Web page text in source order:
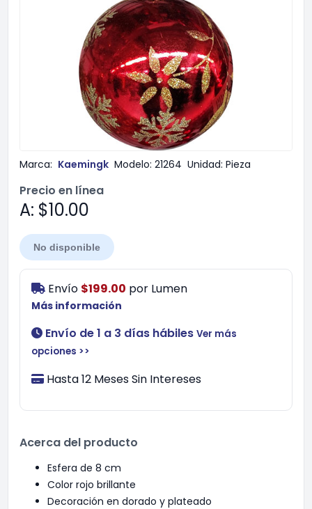
Marca: Kaemingk Modelo: 21264 Unidad: Pieza
Precio en línea
A: $10.00
No disponible
Envío $199.00 por Lumen
Más información
Envío de 1 a 3 días hábiles Ver más
opciones >>
Hasta 12 Meses Sin Intereses
Acerca del producto
Esfera de 8 cm
Color rojo brillante
Decoración en dorado y plateado